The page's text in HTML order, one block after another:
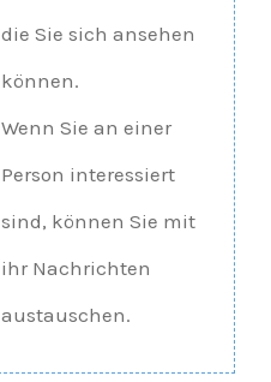
die Sie sich ansehen
können.
Wenn Sie an einer
Person interessiert
sind, können Sie mit
ihr Nachrichten
austauschen.